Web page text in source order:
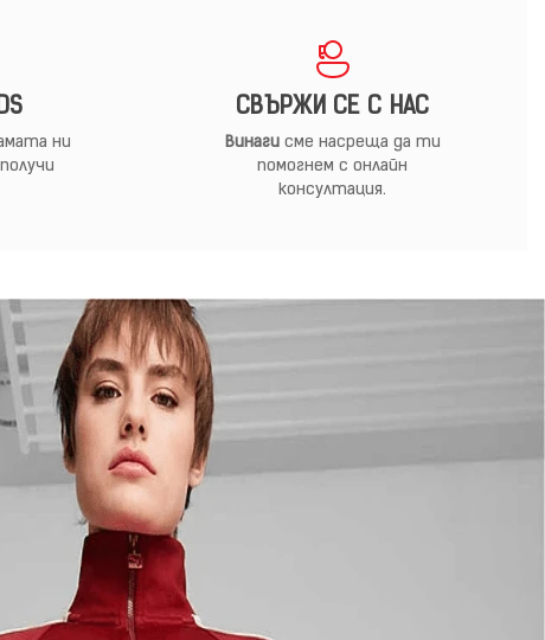
ни
СВЪРЖИ СЕ С НАС
Винагисме насреща да ти
помогнем с онлайн
консултация.